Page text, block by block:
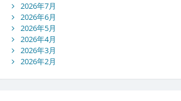
2026年7月
2026年6月
2026年5月
2026年4月
2026年3月
2026年2月